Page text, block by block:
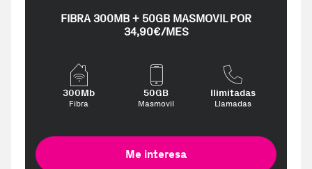
FIBRA 300MB + 50GB MASMOVIL POR
34,90€/MES
300Mb
Fibra
50GB
Masmovil
Ilimitadas
Llamadas
Me interesa